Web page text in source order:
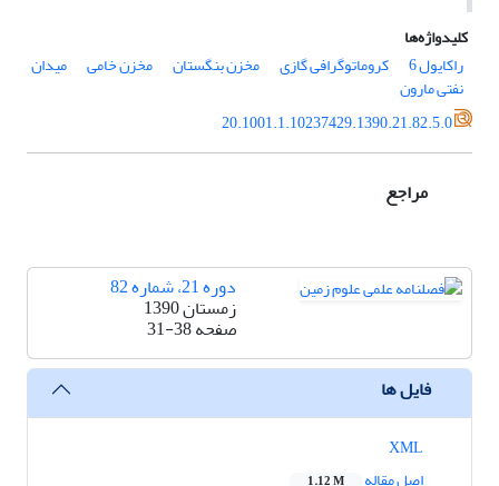
کلیدواژه‌ها
راک‎ایول 6
کروماتوگرافی گازی مخزن بنگستان مخزن خامی میدان
نفتی مارون
20.1001.1.10237429.1390.21.82.5.0
مراجع
دوره 21، شماره 82
زمستان 1390
صفحه31-38
فایل ها